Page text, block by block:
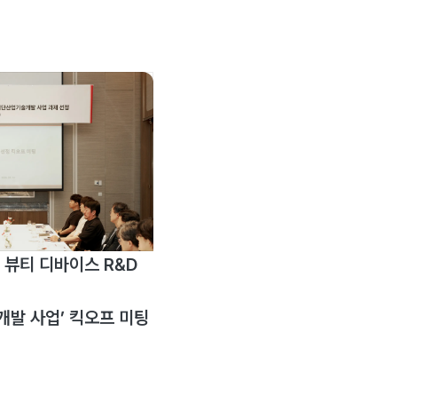
티 디바이스 R&D
발 사업’ 킥오프 미팅